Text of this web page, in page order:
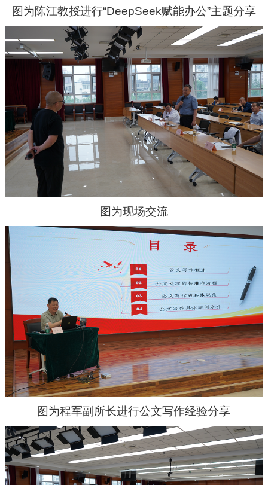
图为陈江教授进行“DeepSeek赋能办公”主题分享
图为现场交流
图为程军副所长进行公文写作经验分享